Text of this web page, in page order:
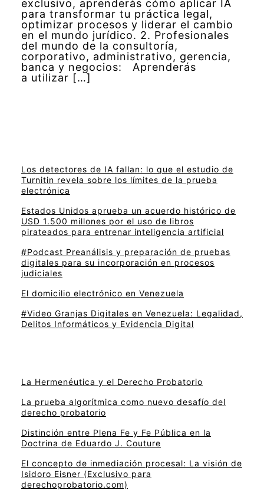
exclusivo, aprenderás cómo aplicar IA
para transformar tu práctica legal,
optimizar procesos y liderar el cambio
en el mundo jurídico. 2. Profesionales
del mundo de la consultoría,
corporativo, administrativo, gerencia,
banca y negocios: Aprenderás
a utilizar […]
Los detectores de IA fallan: lo que el estudio de
Turnitin revela sobre los límites de la prueba
electrónica
Estados Unidos aprueba un acuerdo histórico de
USD 1.500 millones por el uso de libros
pirateados para entrenar inteligencia artificial
#Podcast Preanálisis y preparación de pruebas
digitales para su incorporación en procesos
judiciales
El domicilio electrónico en Venezuela
#Video Granjas Digitales en Venezuela: Legalidad,
Delitos Informáticos y Evidencia Digital
La Hermenéutica y el Derecho Probatorio
La prueba algorítmica como nuevo desafío del
derecho probatorio
Distinción entre Plena Fe y Fe Pública en la
Doctrina de Eduardo J. Couture
El concepto de inmediación procesal: La visión de
Isidoro Eisner (Exclusivo para
derechoprobatorio.com)